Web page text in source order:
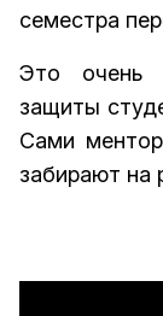
семестра
Это очень
защиты
Сами
забирают на